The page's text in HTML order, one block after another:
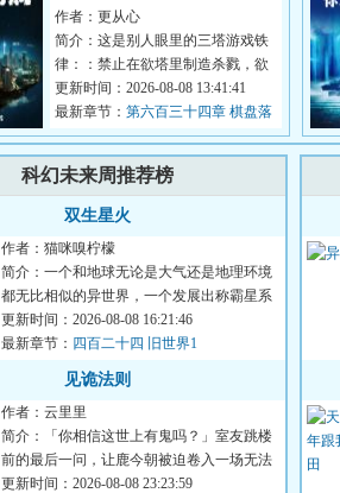
作者：更从心
简介：这是别人眼里的三塔游戏铁
律：：禁止在欲塔里制造杀戮，欲
塔是一座充满爱的塔，请用爱来攀
登欲塔。...
更新时间：2026-08-08 13:41:41
最新章节： 第六百三十四章 棋盘落
幕
科幻未来周推荐榜
双生星火
作者：猫咪嗅柠檬
简介：一个和地球无论是大气还是地理环境
都无比相似的异世界，一个发展出称霸星系
的科技却依然停留在前现...
更新时间：2026-08-08 16:21:46
最新章节： 四百二十四 旧世界1
见诡法则
作者：云里里
简介：「你相信这世上有鬼吗？」室友跳楼
前的最后一问，让鹿今朝被迫卷入一场无法
言说的恐怖循环。染血的...
更新时间：2026-08-08 23:23:59